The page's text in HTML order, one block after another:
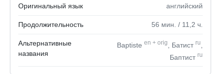
Оригинальный язык английский
Продолжительность 56 мин. / 11,2 ч.
Альтернативные
названия
Baptiste en + orig , Батист ru
Баптист ru